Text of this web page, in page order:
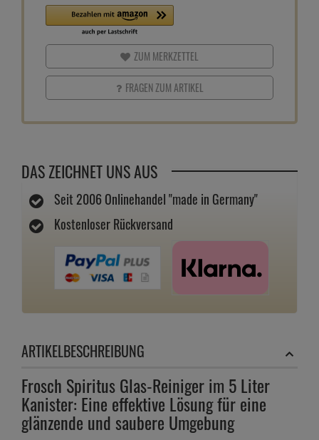
ZUM MERKZETTEL
FRAGEN ZUM ARTIKEL
DAS ZEICHNET UNS AUS
Seit 2006 Onlinehandel "made in Germany"
Kostenloser Rückversand
ARTIKELBESCHREIBUNG
Frosch Spiritus Glas-Reiniger im 5 Liter
Kanister: Eine effektive Lösung für eine
glänzende und saubere Umgebung